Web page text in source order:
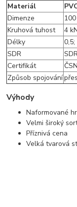
Materiál
Dimenze
Kruhová tuhost
4
Délky
0,5;
SDR
Certifikát
Způsob spojování
Výhody
Naformované
Velmi široký
Příznivá cena
Velká tvarová